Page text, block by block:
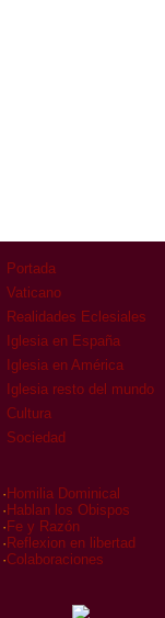
Portada
Vaticano
Realidades Eclesiales
Iglesia en España
Iglesia en América
Iglesia resto del mundo
Cultura
Sociedad
· Homilia Dominical
· Hablan los Obispos
· Fe y Razón
· Reflexion en libertad
·Colaboraciones